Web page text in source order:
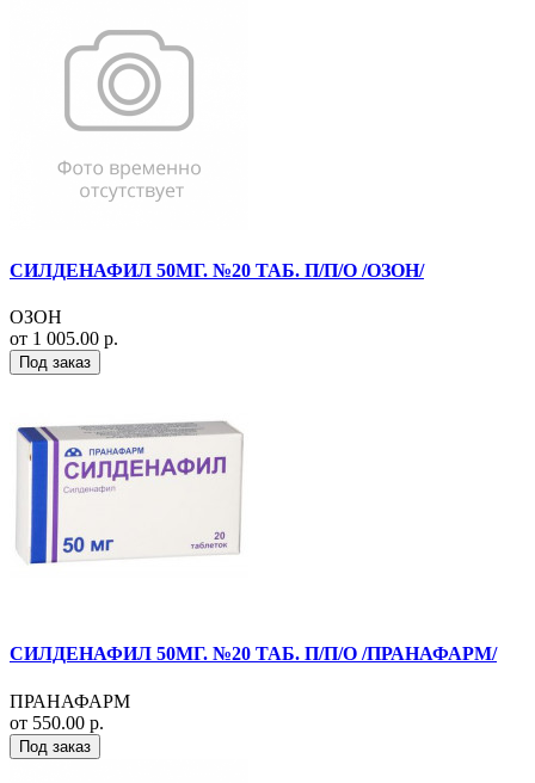
СИЛДЕНАФИЛ 50МГ. №20 ТАБ. П/П/О /ОЗОН/
ОЗОН
от 1 005.00 р.
Под заказ
СИЛДЕНАФИЛ 50МГ. №20 ТАБ. П/П/О /ПРАНАФАРМ/
ПРАНАФАРМ
от 550.00 р.
Под заказ